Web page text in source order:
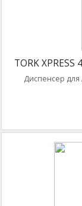
TORK
Диспенсер для